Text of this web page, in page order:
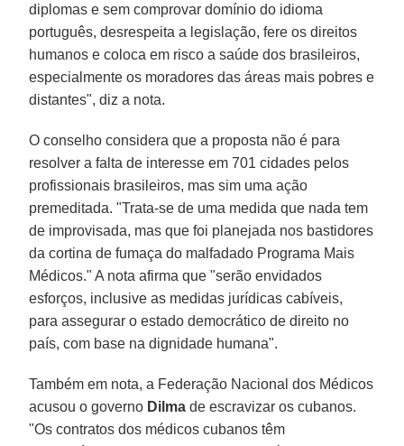
diplomas e sem comprovar domínio do idioma
português, desrespeita a legislação, fere os direitos
humanos e coloca em risco a saúde dos brasileiros,
especialmente os moradores das áreas mais pobres e
distantes", diz a nota.
O conselho considera que a proposta não é para
resolver a falta de interesse em 701 cidades pelos
profissionais brasileiros, mas sim uma ação
premeditada. "Trata-se de uma medida que nada tem
de improvisada, mas que foi planejada nos bastidores
da cortina de fumaça do malfadado Programa Mais
Médicos." A nota afirma que "serão envidados
esforços, inclusive as medidas jurídicas cabíveis,
para assegurar o estado democrático de direito no
país, com base na dignidade humana".
Também em nota, a Federação Nacional dos Médicos
acusou o governo Dilma de escravizar os cubanos.
"Os contratos dos médicos cubanos têm